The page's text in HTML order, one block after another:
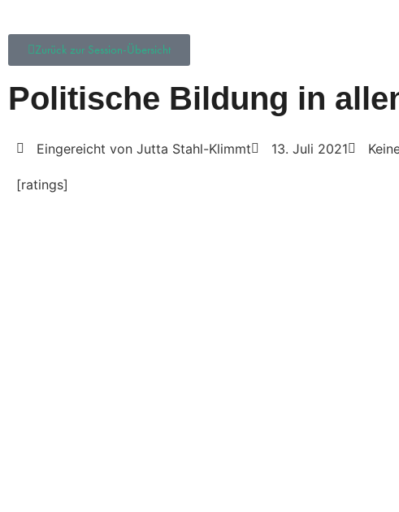
Zurück zur Session-Übersicht
Politische Bildung in
Eingereicht von Jutta Stahl-Klimmt 13. Juli 2021
[ratings]